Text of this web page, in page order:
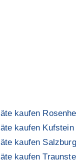
kaufen
kaufen Kufstein
kaufen Salzburg
kaufen